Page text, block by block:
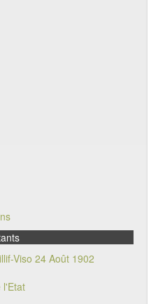
Viso 24 Août 1902
l'Etat